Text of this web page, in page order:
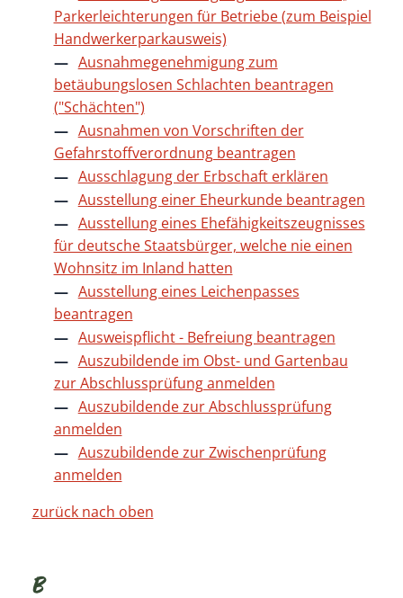
Parkerleichterungen für Betriebe (zum Beispiel
Handwerkerparkausweis)
Ausnahmegenehmigung zum
betäubungslosen Schlachten beantragen
("Schächten")
Ausnahmen von Vorschriften der
Gefahrstoffverordnung beantragen
Ausschlagung der Erbschaft erklären
Ausstellung einer Eheurkunde beantragen
Ausstellung eines Ehefähigkeitszeugnisses
für deutsche Staatsbürger, welche nie einen
Wohnsitz im Inland hatten
Ausstellung eines Leichenpasses
beantragen
Ausweispflicht - Befreiung beantragen
Auszubildende im Obst- und Gartenbau
zur Abschlussprüfung anmelden
Auszubildende zur Abschlussprüfung
anmelden
Auszubildende zur Zwischenprüfung
anmelden
zurück nach oben
B